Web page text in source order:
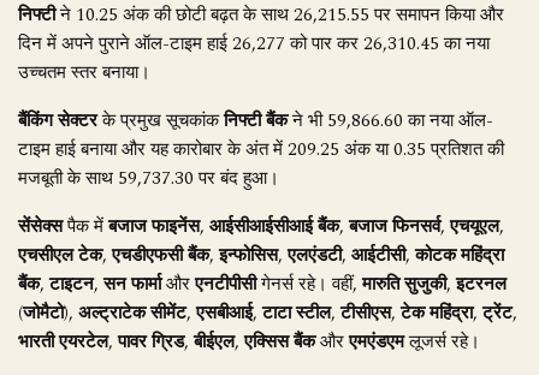
निफ्टीने 10.25 अंक की छोटी बढ़त के साथ 26,215.55 पर समापन किया और
दिन में अपने पुराने ऑल-टाइम हाई 26,277 को पार कर 26,310.45 का नया
उच्चतम स्तर बनाया।
बैंकिंग सेक्टरके प्रमुख सूचकांकनिफ्टी बैंकने भी 59,866.60 का नया ऑल-
टाइम हाई बनाया और यह कारोबार के अंत में 209.25 अंक या 0.35 प्रतिशत की
मजबूती के साथ 59,737.30 पर बंद हुआ।
सेंसेक्सपैक मेंबजाज फाइनेंस, आईसीआईसीआई बैंक,बजाज फिनसर्व,एचयूएल,
एचसीएल टेक,एचडीएफसी बैंक,इन्फोसिस,एलएंडटी, आईटीसी,कोटक महिंद्रा
बैंक,टाइटन,सन फार्माऔरएनटीपीसीगेनर्स रहे। वहीं,मारुति सुजुकी,इटरनल
(जोमैटो), अल्ट्राटेक सीमेंट,एसबीआई,टाटा स्टील,टीसीएस,टेक महिंद्रा,ट्रेंट,
भारती एयरटेल,पावर ग्रिड,बीईएल,एक्सिस बैंकऔरएमएंडएमलूजर्स रहे।